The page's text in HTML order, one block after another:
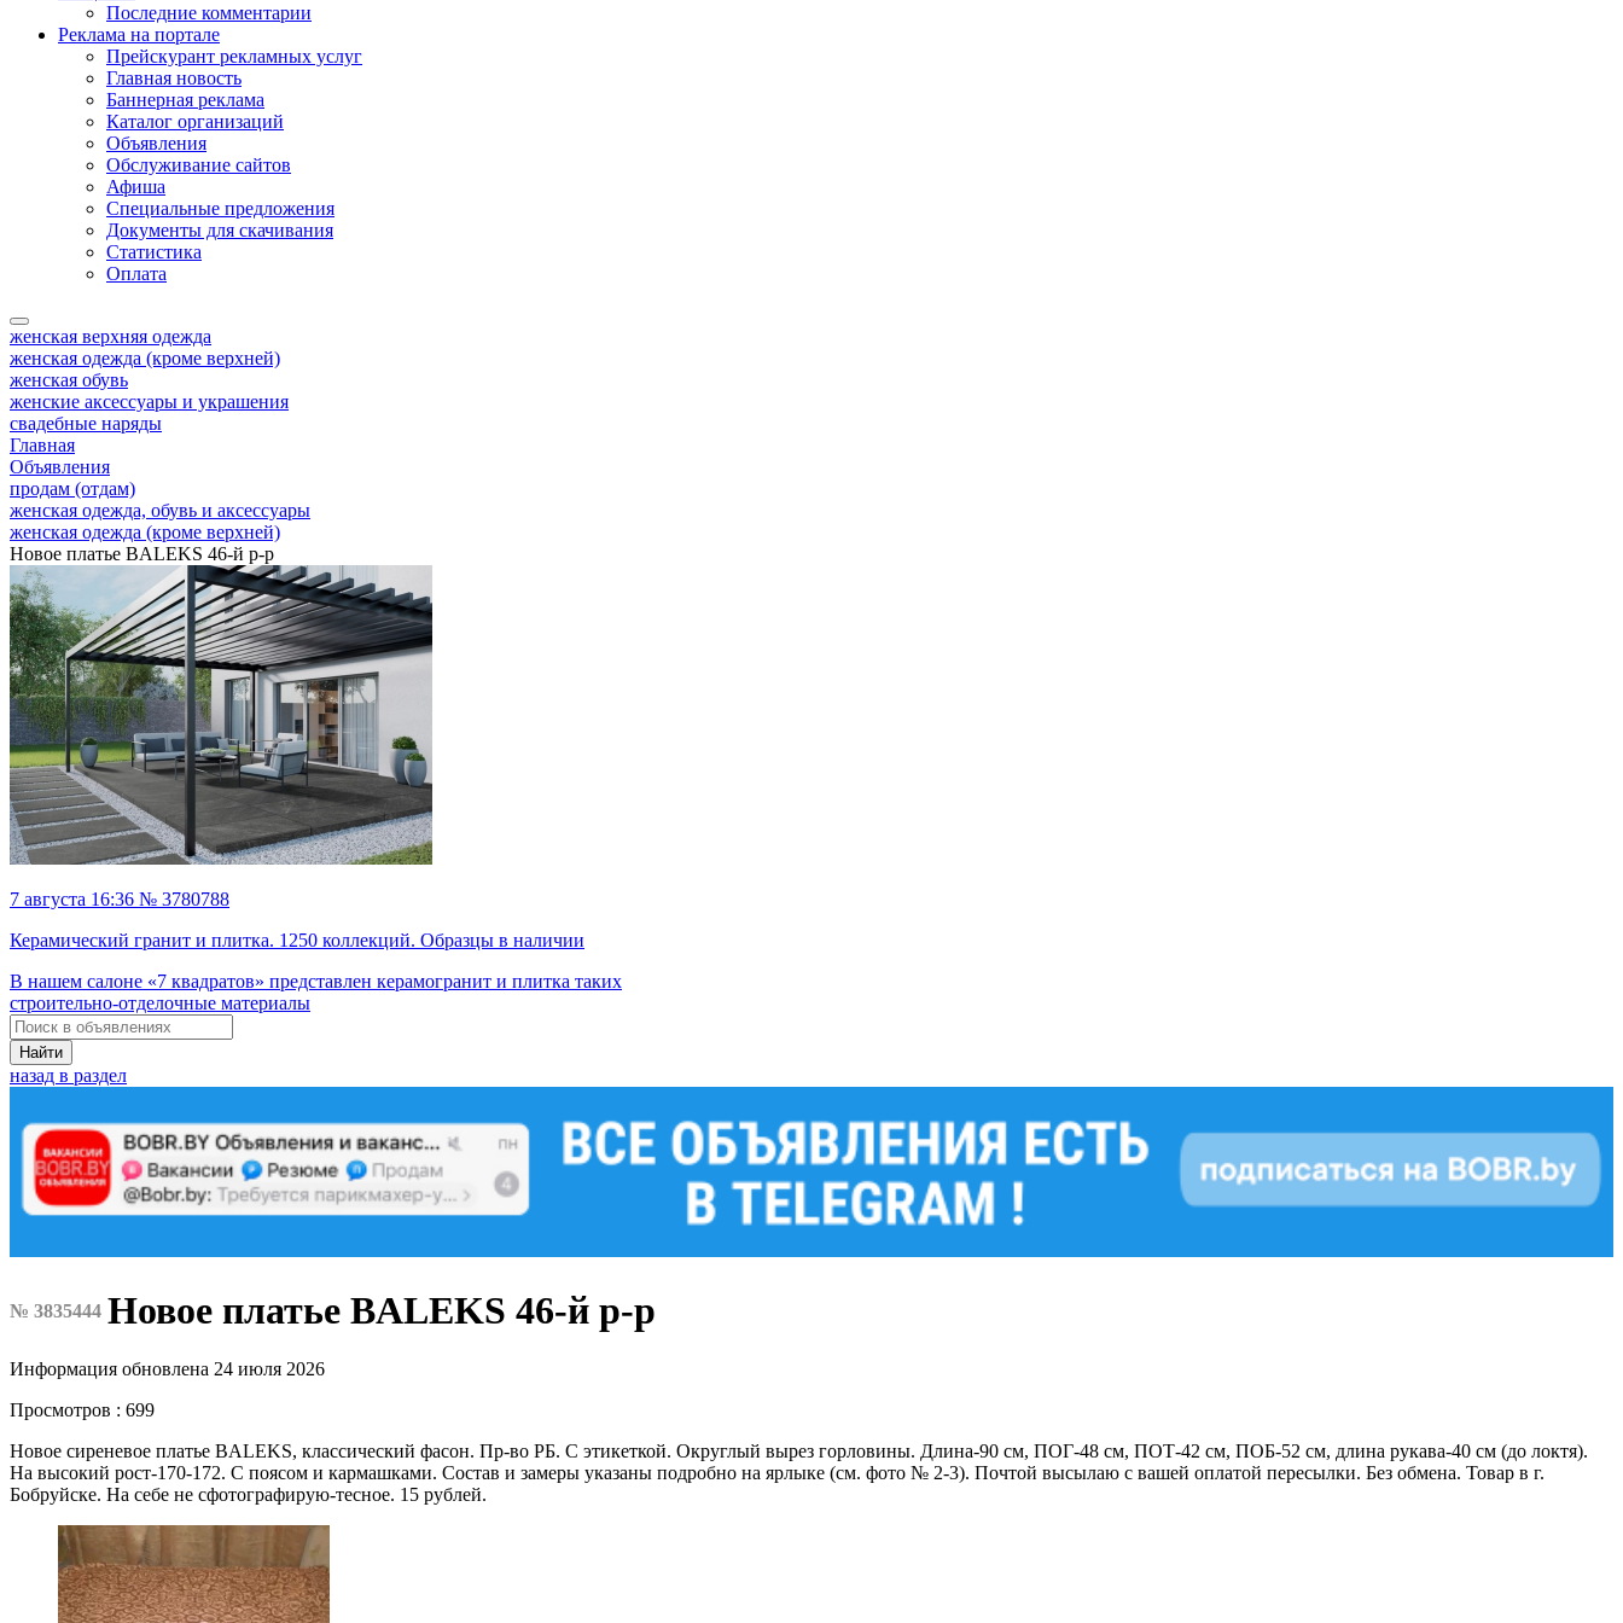
Последние комментарии
Реклама на портале
Прейскурант рекламных услуг
Главная новость
Баннерная реклама
Каталог организаций
Объявления
Обслуживание сайтов
Афиша
Специальные предложения
Документы для скачивания
Статистика
Оплата
женская верхняя одежда
женская одежда (кроме верхней)
женская обувь
женские аксессуары и украшения
свадебные наряды
Главная
Объявления
продам (отдам)
женская одежда, обувь и аксессуары
женская одежда (кроме верхней)
Новое платье BALEKS 46-й р-р
7 августа 16:36 № 3780788
Керамический гранит и плитка. 1250 коллекций. Образцы в наличии
В нашем салоне «7 квадратов» представлен керамогранит и плитка таких
строительно-отделочные материалы
Найти
назад в раздел
№ 3835444 Новое платье BALEKS 46-й р-р
Информация обновлена 24 июля 2026
Просмотров : 699
Новое сиреневое платье BALEKS, классический фасон. Пр-во РБ. С этикеткой. Округлый вырез горловины. Длина-90 см, ПОГ-48 см, ПОТ-42 см, ПОБ-52 см, длина рукава-40 см (до локтя).
На высокий рост-170-172. С поясом и кармашками. Состав и замеры указаны подробно на ярлыке (см. фото № 2-3). Почтой высылаю с вашей оплатой пересылки. Без обмена. Товар в г.
Бобруйске. На себе не сфотографирую-тесное. 15 рублей.